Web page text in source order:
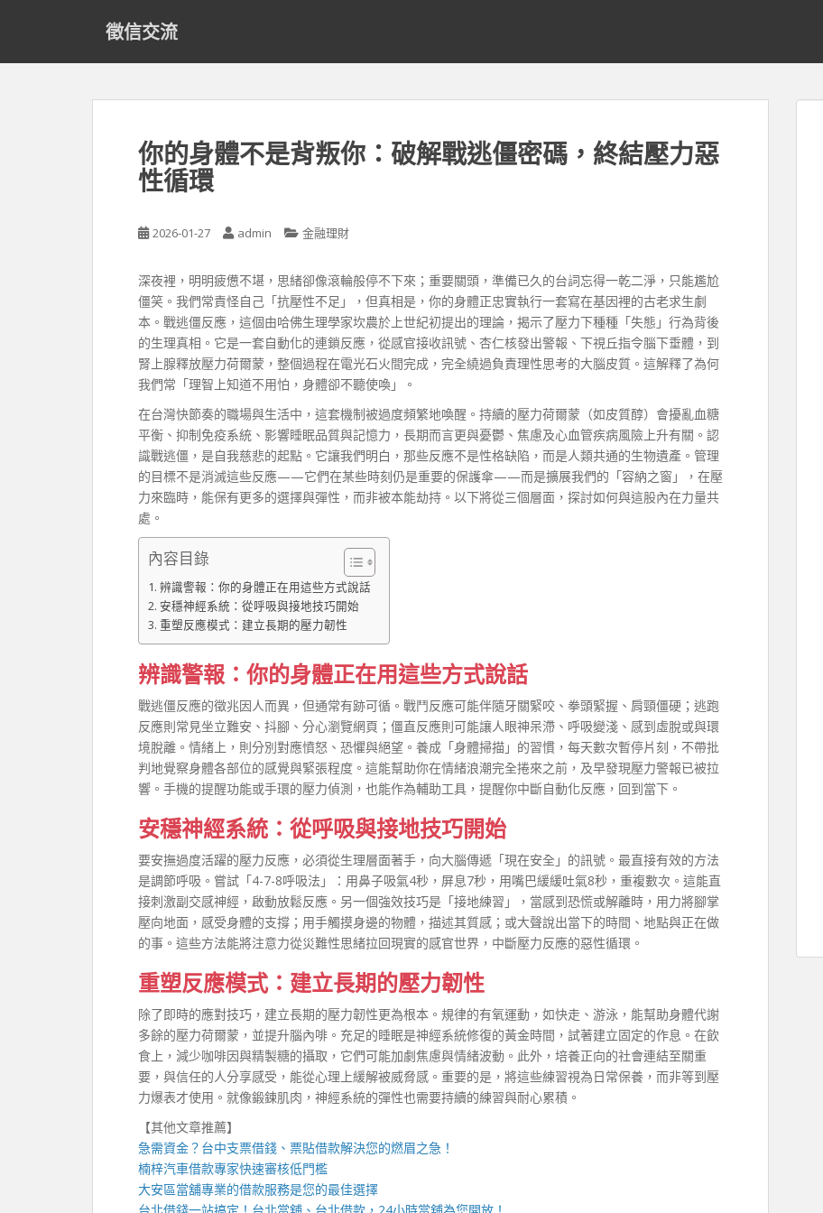
徵信交流
你的身體不是背叛你：破解戰逃僵密碼，終結壓力惡
性循環
2026-01-27 admin 金融理財
深夜裡，明明疲憊不堪，思緒卻像滾輪般停不下來；重要關頭，準備已久的台詞忘得一乾二淨，只能尷尬
僵笑。我們常責怪自己「抗壓性不足」，但真相是，你的身體正忠實執行一套寫在基因裡的古老求生劇
本。戰逃僵反應，這個由哈佛生理學家坎農於上世紀初提出的理論，揭示了壓力下種種「失態」行為背後
的生理真相。它是一套自動化的連鎖反應，從感官接收訊號、杏仁核發出警報、下視丘指令腦下垂體，到
腎上腺釋放壓力荷爾蒙，整個過程在電光石火間完成，完全繞過負責理性思考的大腦皮質。這解釋了為何
我們常「理智上知道不用怕，身體卻不聽使喚」。
在台灣快節奏的職場與生活中，這套機制被過度頻繁地喚醒。持續的壓力荷爾蒙（如皮質醇）會擾亂血糖
平衡、抑制免疫系統、影響睡眠品質與記憶力，長期而言更與憂鬱、焦慮及心血管疾病風險上升有關。認
識戰逃僵，是自我慈悲的起點。它讓我們明白，那些反應不是性格缺陷，而是人類共通的生物遺產。管理
的目標不是消滅這些反應——它們在某些時刻仍是重要的保護傘——而是擴展我們的「容納之窗」，在壓
力來臨時，能保有更多的選擇與彈性，而非被本能劫持。以下將從三個層面，探討如何與這股內在力量共
處。
內容目錄
辨識警報：你的身體正在用這些方式說話
安穩神經系統：從呼吸與接地技巧開始
重塑反應模式：建立長期的壓力韌性
辨識警報：你的身體正在用這些方式說話
戰逃僵反應的徵兆因人而異，但通常有跡可循。戰鬥反應可能伴隨牙關緊咬、拳頭緊握、肩頸僵硬；逃跑
反應則常見坐立難安、抖腳、分心瀏覽網頁；僵直反應則可能讓人眼神呆滯、呼吸變淺、感到虛脫或與環
境脫離。情緒上，則分別對應憤怒、恐懼與絕望。養成「身體掃描」的習慣，每天數次暫停片刻，不帶批
判地覺察身體各部位的感覺與緊張程度。這能幫助你在情緒浪潮完全捲來之前，及早發現壓力警報已被拉
響。手機的提醒功能或手環的壓力偵測，也能作為輔助工具，提醒你中斷自動化反應，回到當下。
安穩神經系統：從呼吸與接地技巧開始
要安撫過度活躍的壓力反應，必須從生理層面著手，向大腦傳遞「現在安全」的訊號。最直接有效的方法
是調節呼吸。嘗試「4-7-8呼吸法」：用鼻子吸氣4秒，屏息7秒，用嘴巴緩緩吐氣8秒，重複數次。這能直
接刺激副交感神經，啟動放鬆反應。另一個強效技巧是「接地練習」，當感到恐慌或解離時，用力將腳掌
壓向地面，感受身體的支撐；用手觸摸身邊的物體，描述其質感；或大聲說出當下的時間、地點與正在做
的事。這些方法能將注意力從災難性思緒拉回現實的感官世界，中斷壓力反應的惡性循環。
重塑反應模式：建立長期的壓力韌性
除了即時的應對技巧，建立長期的壓力韌性更為根本。規律的有氧運動，如快走、游泳，能幫助身體代謝
多餘的壓力荷爾蒙，並提升腦內啡。充足的睡眠是神經系統修復的黃金時間，試著建立固定的作息。在飲
食上，減少咖啡因與精製糖的攝取，它們可能加劇焦慮與情緒波動。此外，培養正向的社會連結至關重
要，與信任的人分享感受，能從心理上緩解被威脅感。重要的是，將這些練習視為日常保養，而非等到壓
力爆表才使用。就像鍛鍊肌肉，神經系統的彈性也需要持續的練習與耐心累積。
【其他文章推薦】
急需資金？ 台中支票借錢 、票貼借款解決您的燃眉之急！
楠梓汽車借款專家快速審核低門檻
大安區當舖專業的借款服務是您的最佳選擇